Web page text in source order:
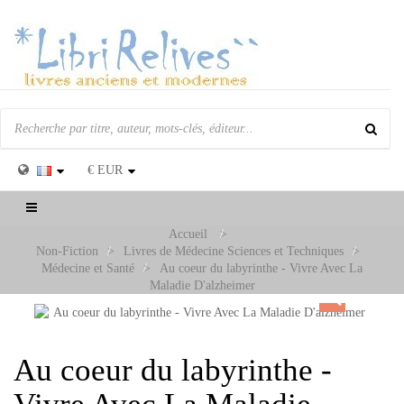
€ EUR
Basculer
Accueil
>
Non-Fiction
> Livres de Médecine Sciences et Techniques
>
Médecine et Santé
>
Au coeur du labyrinthe - Vivre Avec La
Maladie D'alzheimer
Au coeur du labyrinthe -